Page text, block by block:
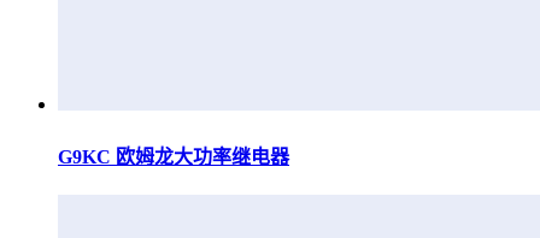
G9KC 欧姆龙大功率继电器